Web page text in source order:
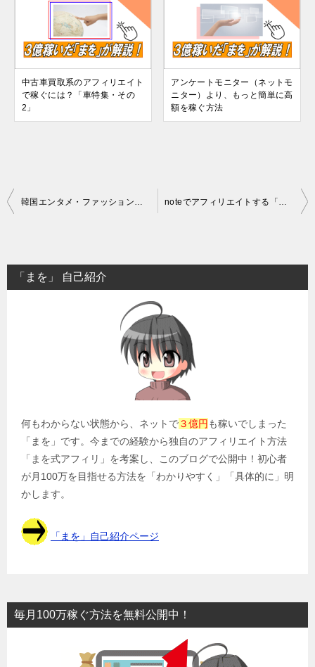
中古車買取系のアフィリエイト
で稼ぐには？「車特集・その
2」
アンケートモニター（ネットモ
ニター）より、もっと簡単に高
額を稼ぐ方法
投
ビ
ゲ
「まを」 自己紹介
何もわからない状態から、ネットで３億円も稼いでしまった
「まを」です。今までの経験から独自のアフィリエイト方法
「まを式アフィリ」を考案し、このブログで公開中！初心者
が月100万を目指せる方法を「わかりやすく」「具体的に」明
かします。
「まを」自己紹介ページ
毎月100万稼ぐ方法を無料公開中！